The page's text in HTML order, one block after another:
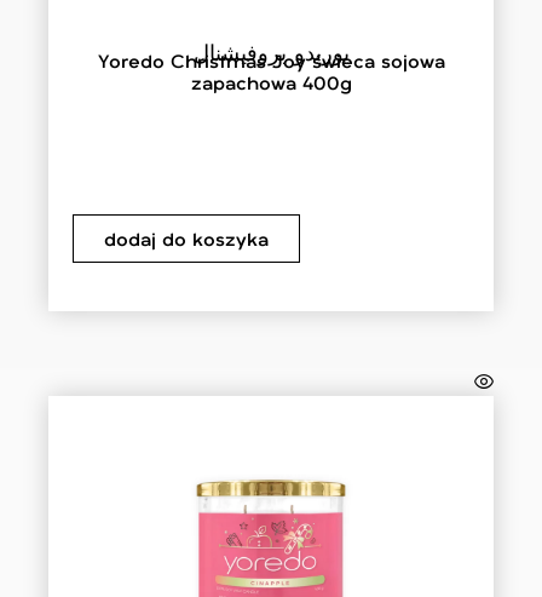
يوريدو بروفيشنال
Yoredo Christmas Joy świeca sojowa
zapachowa 400g
dodaj do koszyka